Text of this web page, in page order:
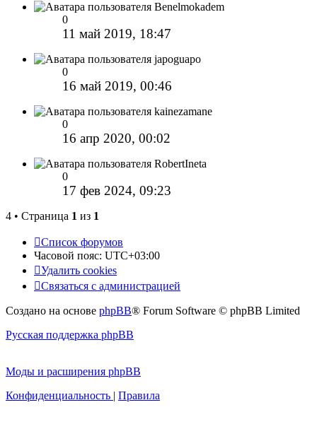
Benelmokadem
0
11 май 2019, 18:47
japoguapo
0
16 май 2019, 00:46
kainezamane
0
16 апр 2020, 00:02
RobertIneta
0
17 фев 2024, 09:23
4 • Страница 1 из 1
Список форумов
Часовой пояс: UTC+03:00
Удалить cookies
Связаться с администрацией
Создано на основе phpBB® Forum Software © phpBB Limited
Русская поддержка phpBB
Моды и расширения phpBB
Конфиденциальность | Правила